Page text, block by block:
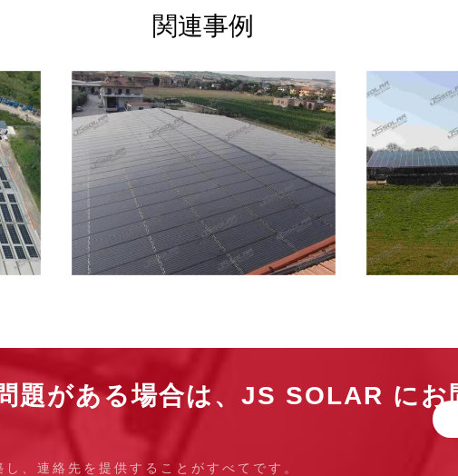
関連事例
題がある場合は、JS SOLAR にお
、連絡先を提供することがすべてです。